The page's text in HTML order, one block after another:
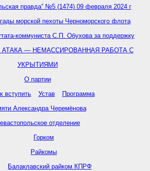
правда” №5 (1474) 09 февраля 2024 г
морской пехоты Черноморского флота
коммуниста С.П. Обухова за поддержку
— НЕМАССИРОВАННАЯ РАБОТА С
УКРЫТИЯМИ
О партии
вступить
Устав
Программа
Александра Черемёнова
отделение
Горком
Райкомы
Балаклавский райком КПРФ